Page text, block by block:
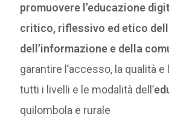
promuovere l’educazione
critico, riflessivo ed etico
dell’informazione e della
garantire l’accesso, la qualità
tutti i livelli e le modalità dell’
quilombola e rurale